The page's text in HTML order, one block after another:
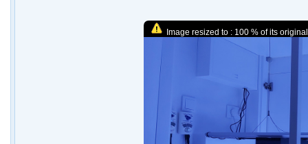
Image resized to : 100 % of its